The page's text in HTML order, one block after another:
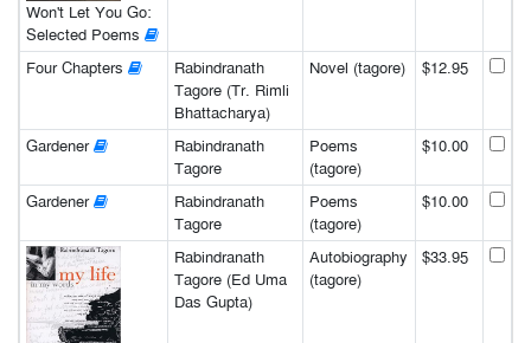
Won't Let You Go:
Selected Poems
Four Chapters
Rabindranath
Tagore (Tr. Rimli
Bhattacharya)
Novel (tagore) $12.95
Gardener
Rabindranath
Tagore
Poems
(tagore)
$10.00
Gardener
Rabindranath
Tagore
Poems
(tagore)
$10.00
Rabindranath
Tagore (Ed Uma
Das Gupta)
Autobiography
(tagore)
$33.95